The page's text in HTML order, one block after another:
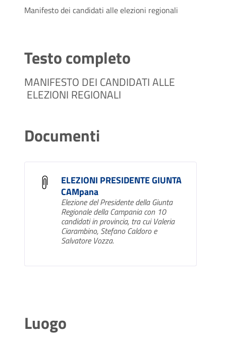
Manifesto dei candidati alle elezioni regionali
Testo completo
MANIFESTO DEI CANDIDATI ALLE
ELEZIONI REGIONALI
Documenti
ELEZIONI PRESIDENTE GIUNTA
CAMpana
Elezione del Presidente della Giunta
Regionale della Campania con 10
candidati in provincia, tra cui Valeria
Ciarambino, Stefano Caldoro e
Salvatore Vozza.
Luogo